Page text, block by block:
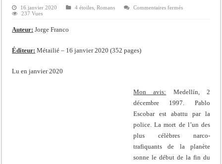
16 janvier 2020 4 étoiles ,Romans Commentaires ferméssur
237 Vues
Auteur: Jorge Franco
Éditeur: Métailié – 16 janvier 2020 (352 pages)
Lu en janvier 2020
Mon avis: Medellín, 2
décembre 1997. Pablo
Escobar est abattu par la
police. La mort de l’un des
plus célèbres narco-
trafiquants de la planète
sonne le début de la fin du